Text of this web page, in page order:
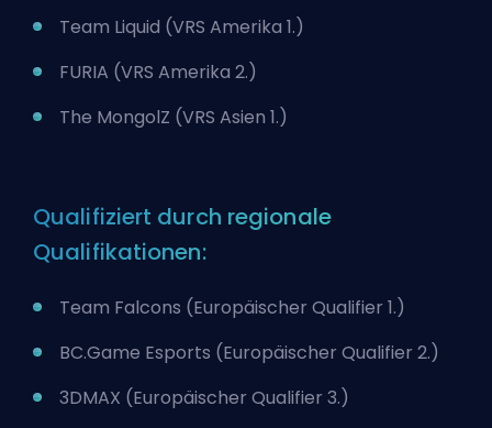
Team Liquid (VRS Amerika 1.)
FURIA (VRS Amerika 2.)
The MongolZ (VRS Asien 1.)
Qualifiziert durch regionale
Qualifikationen:
Team Falcons (Europäischer Qualifier 1.)
BC.Game Esports (Europäischer Qualifier 2.)
3DMAX (Europäischer Qualifier 3.)